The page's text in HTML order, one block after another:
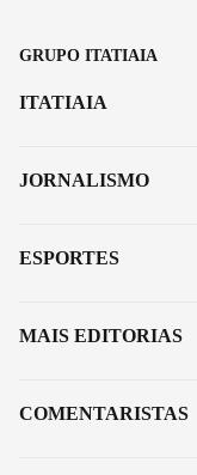
GRUPO ITATIAIA
ITATIAIA
JORNALISMO
ESPORTES
MAIS EDITORIAS
COMENTARISTAS